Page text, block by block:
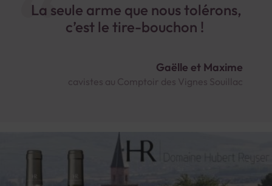
La seule arme que nous tolérons,
c’est le tire-bouchon !
Gaëlle et Maxime
cavistes au Comptoir des Vignes Souillac